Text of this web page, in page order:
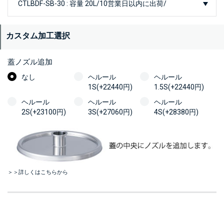
カスタム加工選択
蓋ノズル追加
なし
ヘルール
1S(+22440円)
ヘルール
1.5S(+22440円)
ヘルール
2S(+23100円)
ヘルール
3S(+27060円)
ヘルール
4S(+28380円)
＞＞詳しくはこちらから